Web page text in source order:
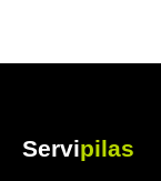
Servipilas